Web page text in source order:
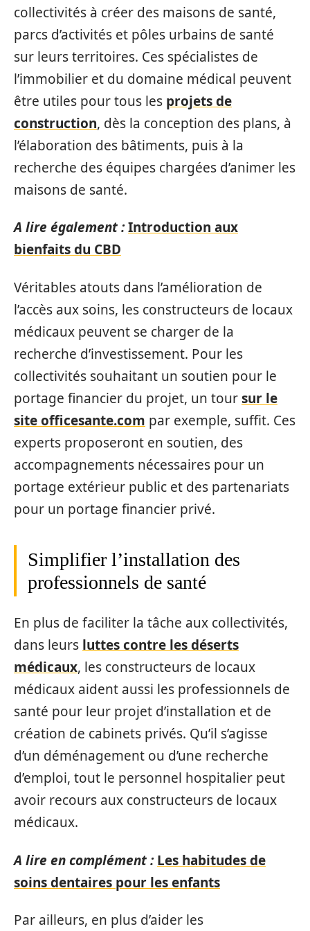
collectivités à créer des maisons de santé,
parcs d’activités et pôles urbains de santé
sur leurs territoires. Ces spécialistes de
l’immobilier et du domaine médical peuvent
être utiles pour tous les projets de
construction, dès la conception des plans, à
l’élaboration des bâtiments, puis à la
recherche des équipes chargées d’animer les
maisons de santé.
A lire également :Introduction aux
bienfaits du CBD
Véritables atouts dans l’amélioration de
l’accès aux soins, les constructeurs de locaux
médicaux peuvent se charger de la
recherche d’investissement. Pour les
collectivités souhaitant un soutien pour le
portage financier du projet, un toursur le
site officesante.com par exemple, suffit. Ces
experts proposeront en soutien, des
accompagnements nécessaires pour un
portage extérieur public et des partenariats
pour un portage financier privé.
Simplifier l’installation des
professionnels de santé
En plus de faciliter la tâche aux collectivités,
dans leurs luttes contre les déserts
médicaux, les constructeurs de locaux
médicaux aident aussi les professionnels de
santé pour leur projet d’installation et de
création de cabinets privés. Qu’il s’agisse
d’un déménagement ou d’une recherche
d’emploi, tout le personnel hospitalier peut
avoir recours aux constructeurs de locaux
médicaux.
A lire en complément : Les habitudes de
soins dentaires pour les enfants
Par ailleurs, en plus d’aider les